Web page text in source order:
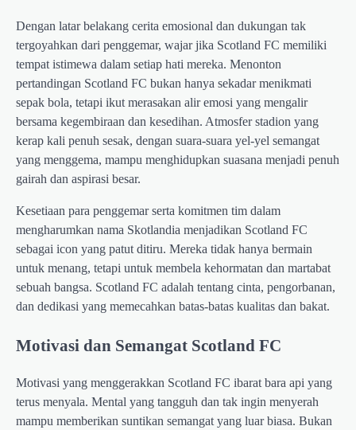
Dengan latar belakang cerita emosional dan dukungan tak
tergoyahkan dari penggemar, wajar jika Scotland FC memiliki
tempat istimewa dalam setiap hati mereka. Menonton
pertandingan Scotland FC bukan hanya sekadar menikmati
sepak bola, tetapi ikut merasakan alir emosi yang mengalir
bersama kegembiraan dan kesedihan. Atmosfer stadion yang
kerap kali penuh sesak, dengan suara-suara yel-yel semangat
yang menggema, mampu menghidupkan suasana menjadi penuh
gairah dan aspirasi besar.
Kesetiaan para penggemar serta komitmen tim dalam
mengharumkan nama Skotlandia menjadikan Scotland FC
sebagai icon yang patut ditiru. Mereka tidak hanya bermain
untuk menang, tetapi untuk membela kehormatan dan martabat
sebuah bangsa. Scotland FC adalah tentang cinta, pengorbanan,
dan dedikasi yang memecahkan batas-batas kualitas dan bakat.
Motivasi dan Semangat Scotland FC
Motivasi yang menggerakkan Scotland FC ibarat bara api yang
terus menyala. Mental yang tangguh dan tak ingin menyerah
mampu memberikan suntikan semangat yang luar biasa. Bukan